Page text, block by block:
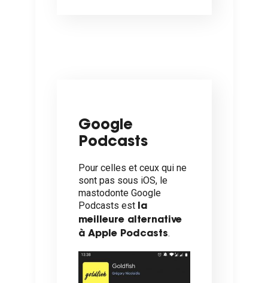
Google
Podcasts
Pour celles et ceux qui ne
sont pas sous iOS, le
mastodonte Google
Podcasts est
la
meilleure alternative
à Apple Podcasts.